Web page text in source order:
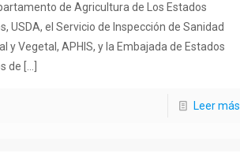
de Agricultura de Los Estados
USDA, el Servicio de Inspección de Sanidad
y Vegetal, APHIS, y la Embajada de Estados
de
Leer más